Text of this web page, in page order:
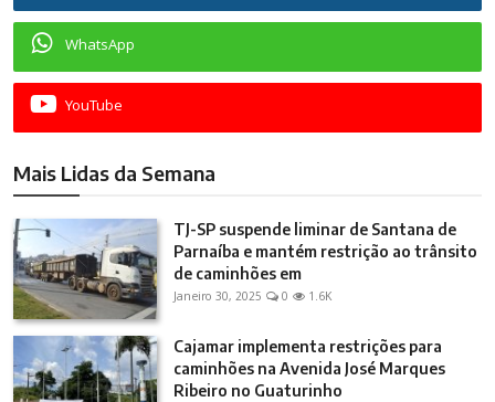
WhatsApp
YouTube
Mais Lidas da Semana
TJ-SP suspende liminar de Santana de
Parnaíba e mantém restrição ao trânsito
de caminhões em
Janeiro 30, 2025 0 1.6K
Cajamar implementa restrições para
caminhões na Avenida José Marques
Ribeiro no Guaturinho